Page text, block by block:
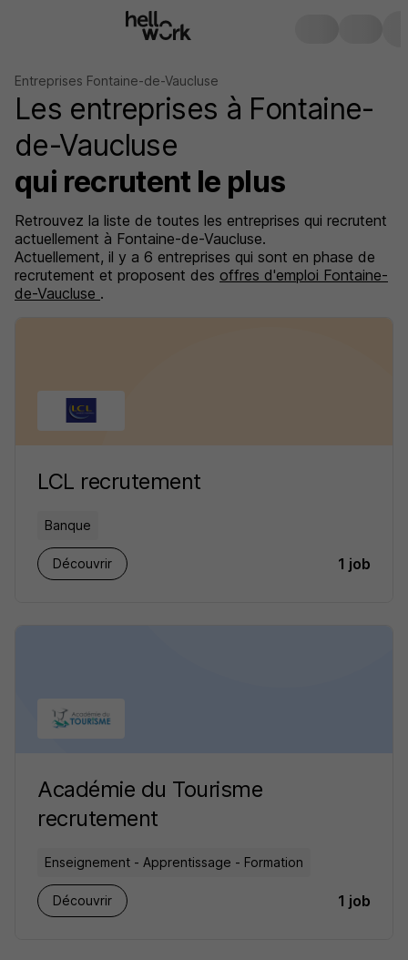
Entreprises Fontaine-de-Vaucluse
Les entreprises à Fontaine-
de-Vaucluse
qui recrutent le plus
Retrouvez la liste de toutes les entreprises qui recrutent
actuellement à Fontaine-de-Vaucluse.
Actuellement, il y a 6 entreprises qui sont en phase de
recrutement et proposent des offres d'emploi Fontaine-
de-Vaucluse .
LCL recrutement
Banque
Découvrir 1 job
Académie du Tourisme
recrutement
Enseignement - Apprentissage - Formation
Découvrir 1 job